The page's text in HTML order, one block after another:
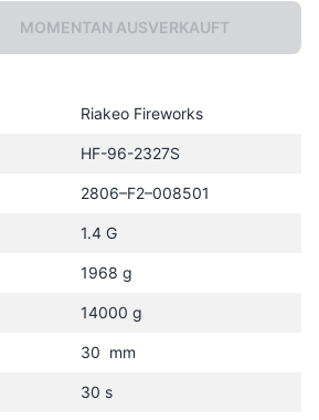
MOMENTAN AUSVERKAUFT
Riakeo Fireworks
HF-96-2327S
2806–F2–008501
1.4 G
1968 g
14000 g
30 mm
30 s